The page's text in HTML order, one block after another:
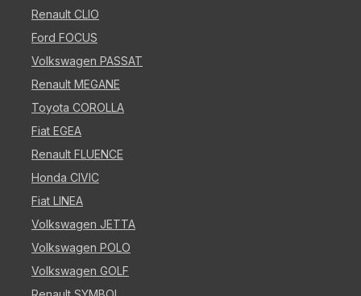
Renault CLIO
Ford FOCUS
Volkswagen PASSAT
Renault MEGANE
Toyota COROLLA
Fiat EGEA
Renault FLUENCE
Honda CIVIC
Fiat LINEA
Volkswagen JETTA
Volkswagen POLO
Volkswagen GOLF